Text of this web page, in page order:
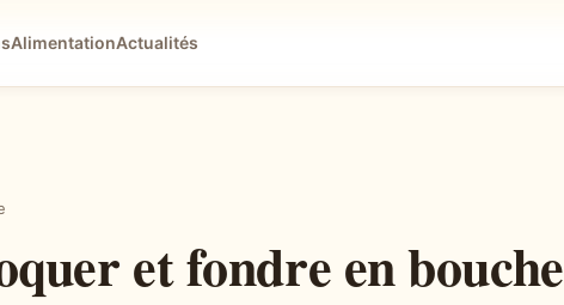
AlimentationActualités
et fondre en bouche